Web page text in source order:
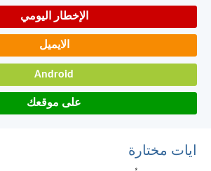
الإخطار اليومي
الايميل
Android
على موقعك
ايات مختارة